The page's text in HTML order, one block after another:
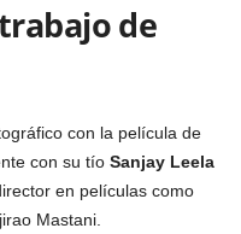
de
con la película de
con su tío Sanjay Leela
en películas como
Mastani.